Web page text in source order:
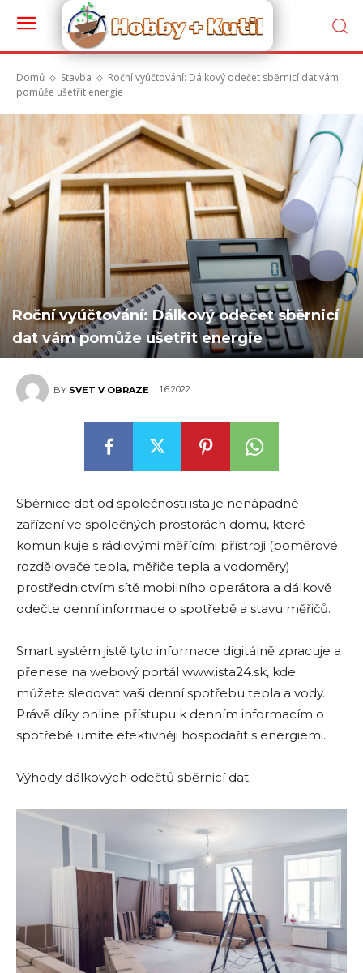
Domů Stavba
Roční vyúčtování: Dálkový odečet sběrnicí dat vám
pomůže ušetřit energie
Roční vyúčtování: Dálkový odečet sběrnicí
dat vám pomůže ušetřit energie
BY SVET V OBRAZE 1.6.2022
Sběrnice dat od společnosti ista je nenápadné
zařízení ve společných prostorách domu, které
komunikuje s rádiovými měřícími přístroji (poměrové
rozdělovače tepla, měřiče tepla a vodoměry)
prostřednictvím sítě mobilního operátora a dálkově
odečte denní informace o spotřebě a stavu měřičů.
Smart systém jistě tyto informace digitálně zpracuje a
přenese na webový portál www.ista24.sk, kde
můžete sledovat vaši denní spotřebu tepla a vody.
Právě díky online přístupu k denním informacím o
spotřebě umíte efektivněji hospodařit s energiemi.
Výhody dálkových odečtů sběrnicí dat